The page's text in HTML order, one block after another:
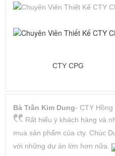
CTY CPG
Bà Trần Kim Dung- CTY Hồng
Rất hiểu ý khách hàng và
mua sản phẩm của cty. Chúc
với những dự án lớn hơn nữa.